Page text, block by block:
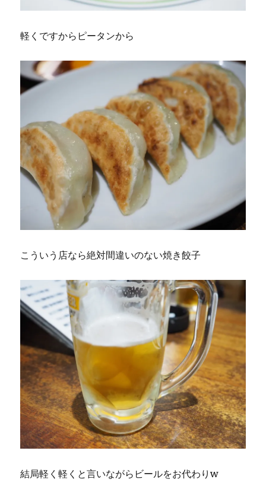
軽くですからピータンから
こういう店なら絶対間違いのない焼き餃子
結局軽く軽くと言いながらビールをお代わりw